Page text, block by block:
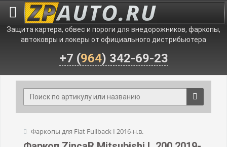
Защита картера, обвес и пороги для внедорожников, фаркопы,
автоковры и локеры от официального дистрибьютера
+7 (964) 342-69-23
Фаркопы для Fiat Fullback I 2016-н.в.